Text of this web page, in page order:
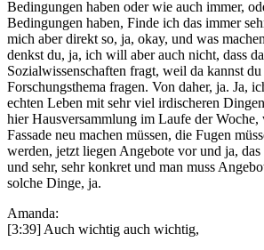
Bedingungen haben oder wie auch immer,
Bedingungen haben, Finde ich das immer
mich aber direkt so, ja, okay, und was
denkst du, ja, ich will aber auch nicht, dass
Sozialwissenschaften fragt, weil da kannst
Forschungsthema fragen. Von daher, ja. Ja,
echten Leben mit sehr viel irdischeren
hier Hausversammlung im Laufe der
Fassade neu machen müssen, die Fugen
werden, jetzt liegen Angebote vor und ja, das
und sehr, sehr konkret und man muss
solche Dinge, ja.
Amanda:
[3:39] Auch wichtig auch wichtig,